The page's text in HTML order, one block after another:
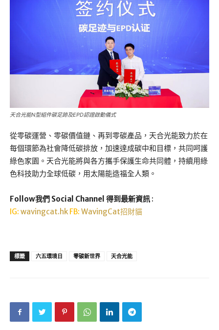
天合光能N型組件碳足跡及EPD認證啟動儀式
從零碳運營、零碳價值鏈、再到零碳產品，天合光能致力於在
每個環節為社會降低碳排放，加速達成碳中和目標，共同呵護
綠色家園。天合光能將與各方攜手保護生命共同體，持續用綠
色科技助力全球低碳，用太陽能造福全人類。
Follow我們 Social Channel 得到最新資訊 :
IG: wavingcat.hk FB: WavingCat招財貓
標籤 六五環境日 零碳新世界 天合光能